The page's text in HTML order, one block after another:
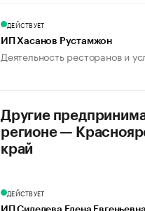
ДЕЙСТВУЕТ
ИП Хасанов Рустамжон
Деятельность ресторанов и
Другие
регионе —
край
ДЕЙСТВУЕТ